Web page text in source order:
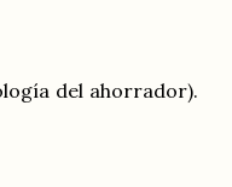
del ahorrador).